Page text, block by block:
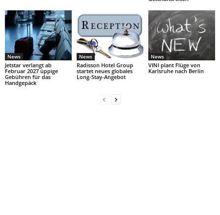
News
Jetstar verlangt ab
Februar 2027 üppige
Gebühren für das
Handgepäck
News
Radisson Hotel Group
startet neues globales
Long-Stay-Angebot
News
VINI plant Flüge von
Karlsruhe nach Berlin